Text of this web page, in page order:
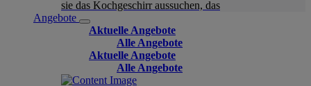
sie das Kochgeschirr aussuchen, das
Angebote
Aktuelle Angebote
Alle Angebote
Aktuelle Angebote
Alle Angebote